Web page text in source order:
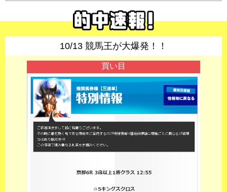
10/13 競馬王が大爆発！！
買い目